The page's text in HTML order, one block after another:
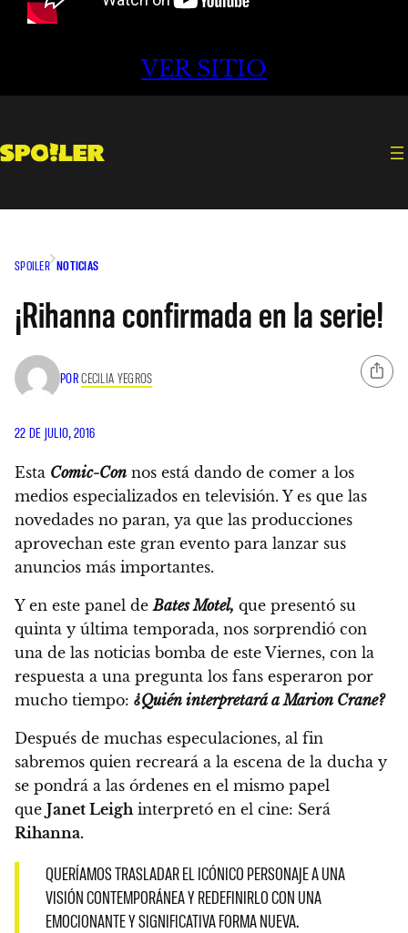
VER SITIO
SPOILER NOTICIAS
¡Rihanna confirmada en la serie!
PORCECILIA YEGROS
22 DE JULIO, 2016
Esta Comic-Con nos está dando de comer a los
medios especializados en televisión. Y es que las
novedades no paran, ya que las producciones
aprovechan este gran evento para lanzar sus
anuncios más importantes.
Y en este panel deBates Motel, que presentó su
quinta y última temporada, nos sorprendió con
una de las noticias bomba de este Viernes, con la
respuesta a una pregunta los fans esperaron por
mucho tiempo: ¿Quién interpretará a Marion Crane?
Después de muchas especulaciones, al fin
sabremos quien recreará a la escena de la ducha y
se pondrá a las órdenes en el mismo papel
que Janet Leigh interpretó en el cine: Será
Rihanna.
QUERÍAMOS TRASLADAR EL ICÓNICO PERSONAJE A UNA
VISIÓN CONTEMPORÁNEA Y REDEFINIRLO CON UNA
EMOCIONANTE Y SIGNIFICATIVA FORMA NUEVA.